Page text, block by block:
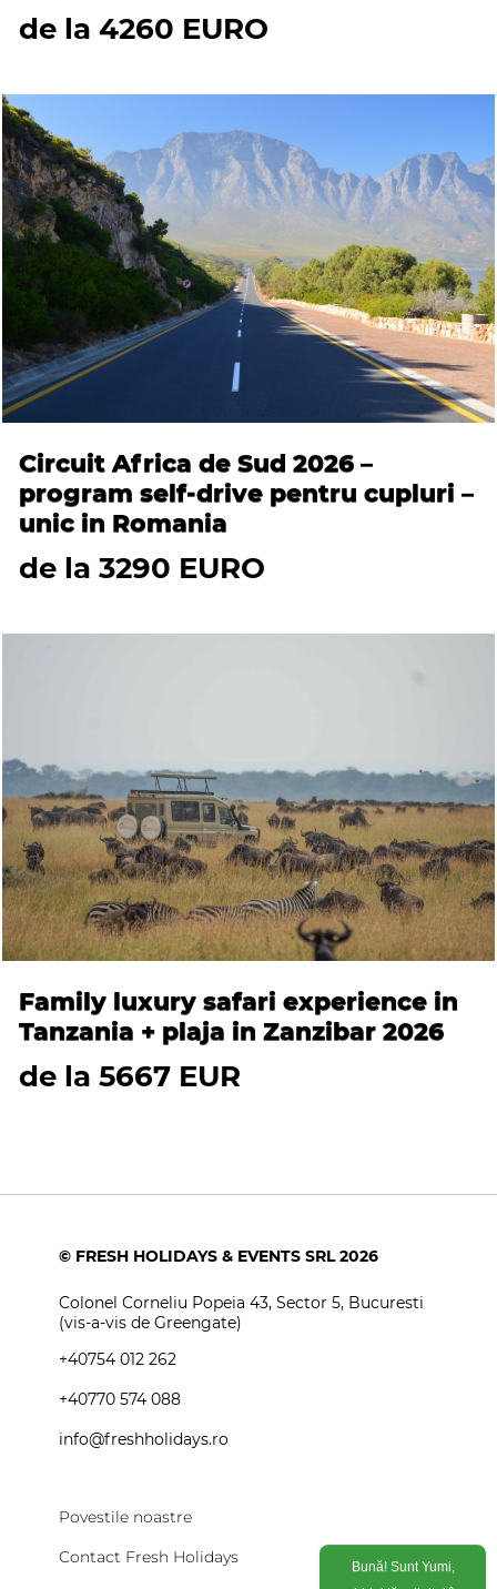
de la 4260 EURO
Circuit Africa de Sud 2026 –
program self-drive pentru cupluri –
unic in Romania
de la 3290 EURO
Family luxury safari experience in
Tanzania + plaja in Zanzibar 2026
de la 5667 EUR
© FRESH HOLIDAYS & EVENTS SRL 2026
Colonel Corneliu Popeia 43, Sector 5, Bucuresti
(vis-a-vis de Greengate)
+40754 012 262
+40770 574 088
info@freshholidays.ro
Povestile noastre
Contact Fresh Holidays
Bună! Sunt Yumi,